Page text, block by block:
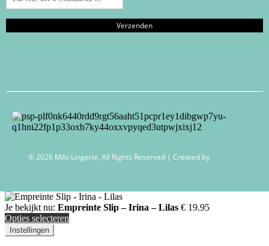
© 2026 Milo Lingerie, All Rights Reserved | Created by
Je bekijkt nu: Empreinte Slip – Irina – Lilas € 19.95
Opties selecteren
Instellingen